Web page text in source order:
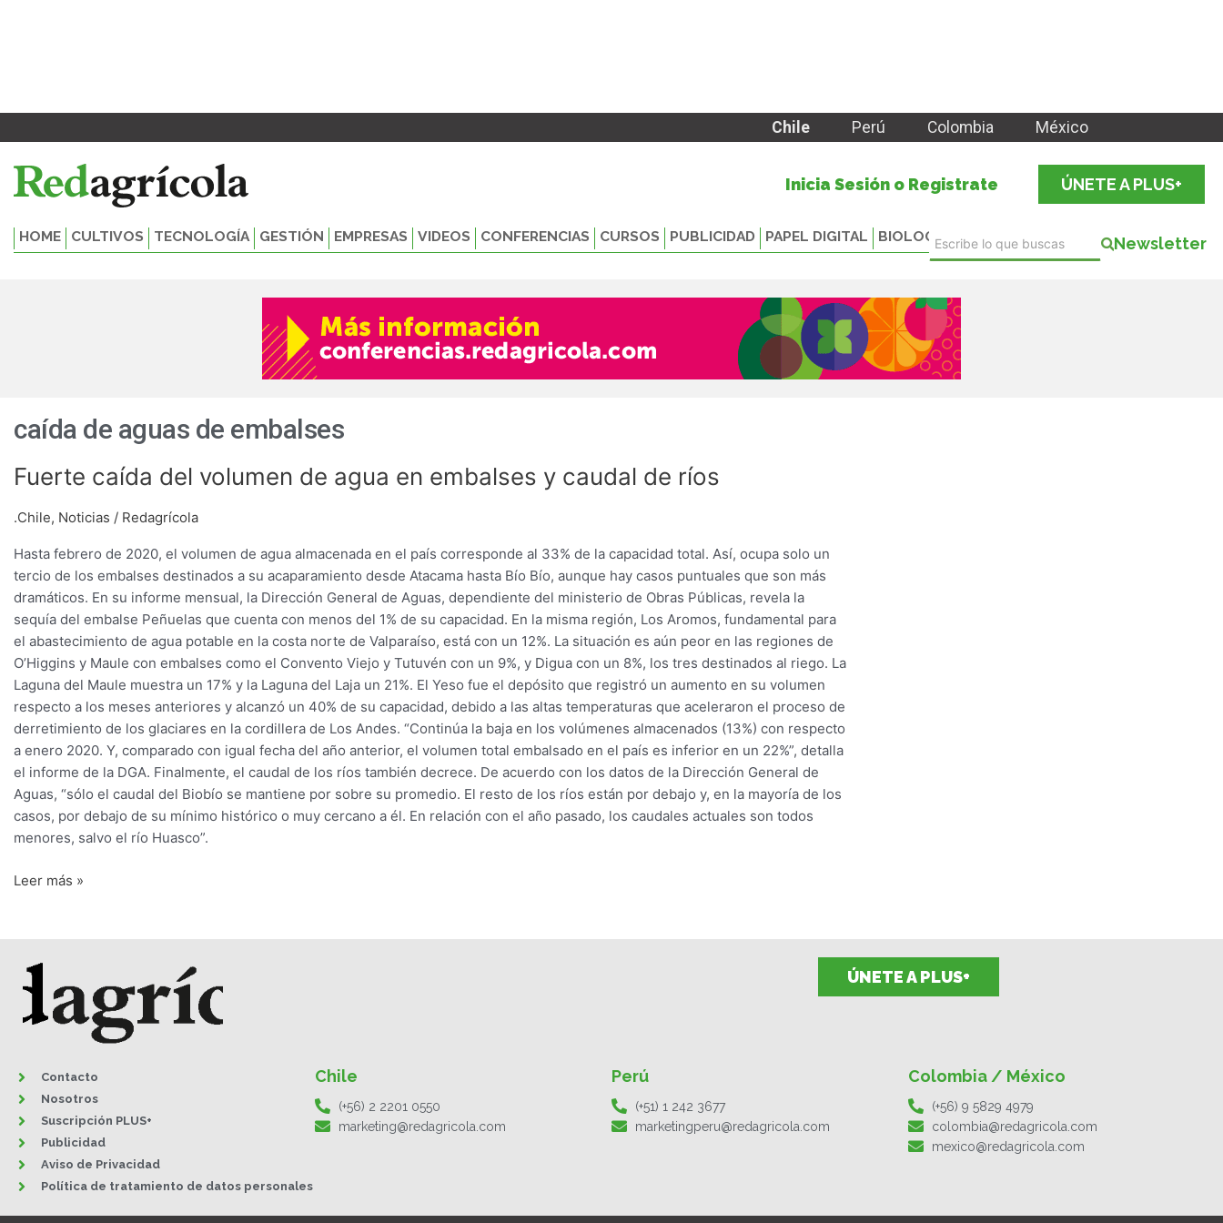
Chile Perú Colombia México
Inicia Sesión o Registrate ÚNETE A PLUS+
HOME CULTIVOS TECNOLOGÍA GESTIÓN EMPRESAS VIDEOS CONFERENCIAS CURSOS PUBLICIDAD PAPEL DIGITAL BIOLOGICALS Newsletter
caída de aguas de embalses
Fuerte caída del volumen de agua en embalses y caudal de ríos
.Chile, Noticias / Redagrícola
Hasta febrero de 2020, el volumen de agua almacenada en el país corresponde al 33% de la capacidad total. Así, ocupa solo un
tercio de los embalses destinados a su acaparamiento desde Atacama hasta Bío Bío, aunque hay casos puntuales que son más
dramáticos. En su informe mensual, la Dirección General de Aguas, dependiente del ministerio de Obras Públicas, revela la
sequía del embalse Peñuelas que cuenta con menos del 1% de su capacidad. En la misma región, Los Aromos, fundamental para
el abastecimiento de agua potable en la costa norte de Valparaíso, está con un 12%. La situación es aún peor en las regiones de
O’Higgins y Maule con embalses como el Convento Viejo y Tutuvén con un 9%, y Digua con un 8%, los tres destinados al riego. La
Laguna del Maule muestra un 17% y la Laguna del Laja un 21%. El Yeso fue el depósito que registró un aumento en su volumen
respecto a los meses anteriores y alcanzó un 40% de su capacidad, debido a las altas temperaturas que aceleraron el proceso de
derretimiento de los glaciares en la cordillera de Los Andes. “Continúa la baja en los volúmenes almacenados (13%) con respecto
a enero 2020. Y, comparado con igual fecha del año anterior, el volumen total embalsado en el país es inferior en un 22%”, detalla
el informe de la DGA. Finalmente, el caudal de los ríos también decrece. De acuerdo con los datos de la Dirección General de
Aguas, “sólo el caudal del Biobío se mantiene por sobre su promedio. El resto de los ríos están por debajo y, en la mayoría de los
casos, por debajo de su mínimo histórico o muy cercano a él. En relación con el año pasado, los caudales actuales son todos
menores, salvo el río Huasco”.
Fuerte
del
de
agua
en
embalses
y
caudal
de
ríos
Leer más »
ÚNETE A PLUS+
Contacto
Nosotros
Suscripción PLUS+
Publicidad
Aviso de Privacidad
Política de tratamiento de datos personales
Chile
(+56) 2 2201 0550
marketing@redagricola.com
Perú
(+51) 1 242 3677
marketingperu@redagricola.com
Colombia / México
(+56) 9 5829 4979
colombia@redagricola.com
mexico@redagricola.com